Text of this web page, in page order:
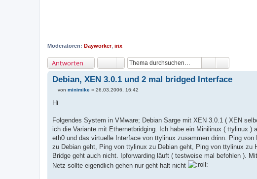
Moderatoren: Dayworker, irix
Antworten
Debian, XEN 3.0.1 und 2 mal bridged Interface
a
g
von minimike » 26.03.2006, 16:42
Hi
Folgendes System in VMware; Debian Sarge mit XEN 3.0.1 ( XEN
ich die Variante mit Ethernetbridging. Ich habe ein Minilinux ( ttylinux
eth0 und das virtuelle Interface von ttylinux zusammen drinn. Ping
zu Debian geht, Ping von ttylinux zu Debian geht, Ping von ttylinux
Bridge geht auch nicht. Ipforwarding läuft ( testweise mal befohlen ).
Netz sollte eigendlich gehen nur geht halt nicht